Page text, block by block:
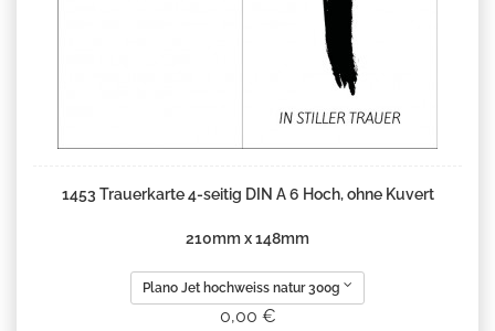
1453 Trauerkarte 4-seitig DIN A 6 Hoch, ohne Kuvert
210mm x 148mm
Plano Jet hochweiss natur 300g
0,00 €